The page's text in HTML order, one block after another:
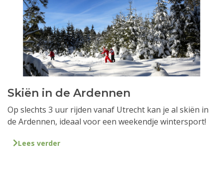
Skiën in de Ardennen
Op slechts 3 uur rijden vanaf Utrecht kan je al skiën in
de Ardennen, ideaal voor een weekendje wintersport!
Lees verder